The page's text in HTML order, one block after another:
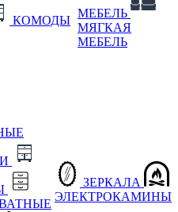
КОМОДЫ
МЕБЕЛЬ
МЯГКАЯ
МЕБЕЛЬ
ЗЕРКАЛА
ЭЛЕКТРОКАМИНЫ